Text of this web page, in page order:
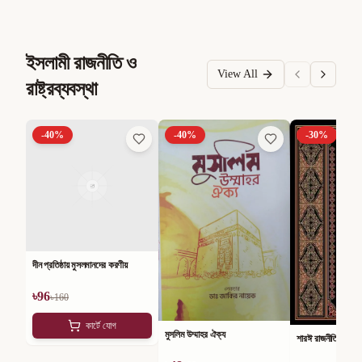
ইসলামী রাজনীতি ও
রাষ্ট্রব্যবস্থা
View All
-40%
দীন প্রতিষ্ঠায় মুসলমানদের করণীয়
৳96৳160
কার্টে যোগ
-40%
মুসলিম উম্মাহর ঐক্য
-30%
শারঈ রাজনীতি